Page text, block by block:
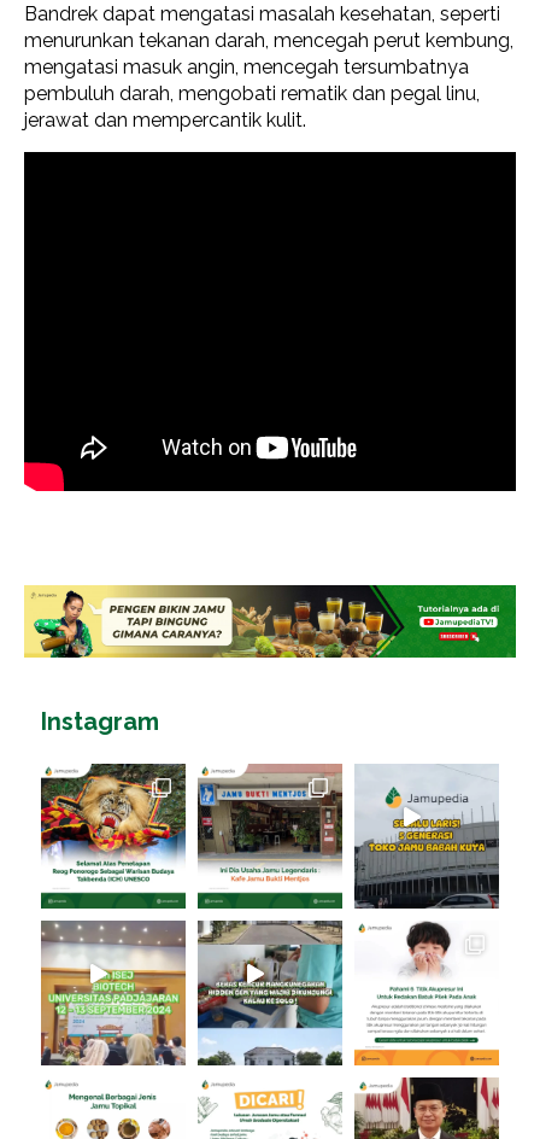
Bandrek dapat mengatasi masalah kesehatan, seperti
menurunkan tekanan darah, mencegah perut kembung,
mengatasi masuk angin, mencegah tersumbatnya
pembuluh darah, mengobati rematik dan pegal linu,
jerawat dan mempercantik kulit.
Instagram